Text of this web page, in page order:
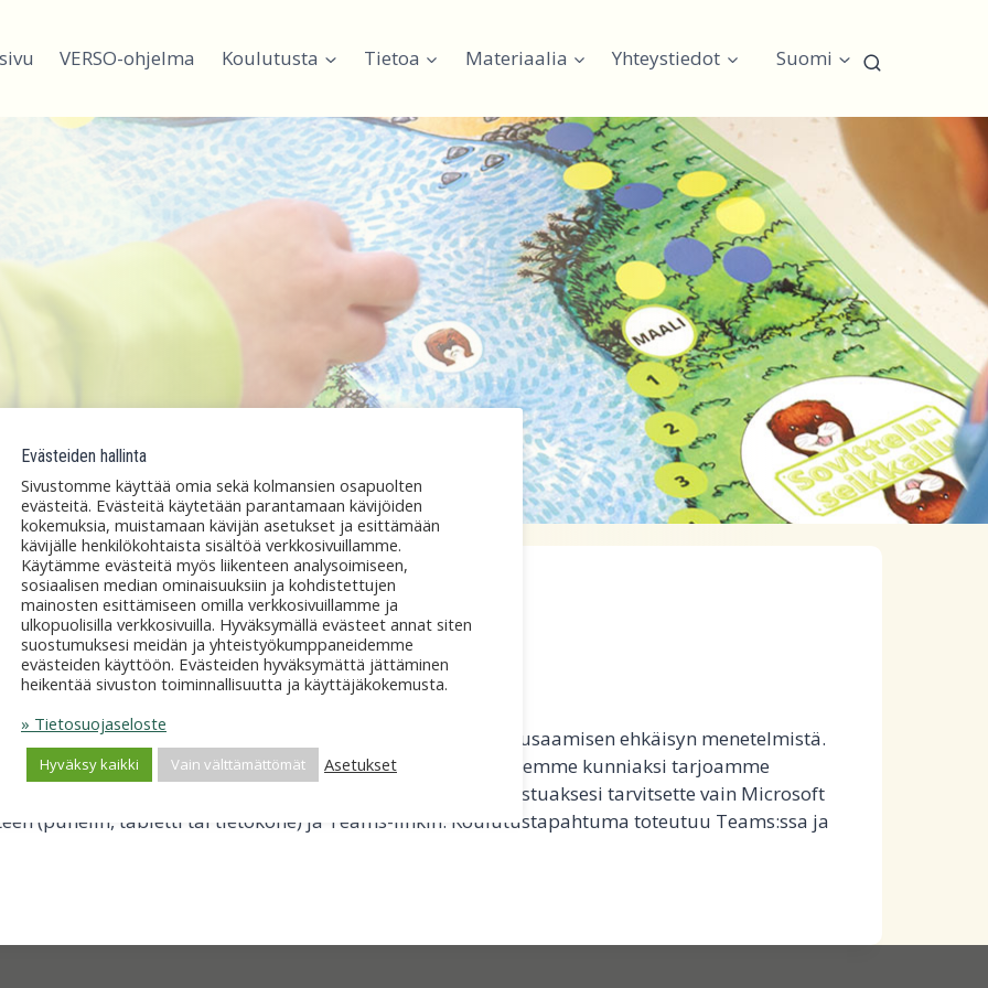
VERSO-ohjelma Koulutusta Tietoa Materiaalia Yhteystiedot Suomi
|YLEINEN
6.5. klo 18
tietoa varhaiskasvatuksen ja koulun käyttämistä kiusaamisen ehkäisyn menetelmistä.
arjen konflikteja kaikkia kunnioittavasti. Juhlavuotemme kunniaksi tarjoamme
yhdessä omalla lasten etäkoulutuksella. Osallistuaksesi tarvitsette vain Microsoft
(puhelin, tabletti tai tietokone) ja Teams-linkin. Koulutustapahtuma toteutuu Teams:ssa ja
Evästeiden hallinta
Sivustomme käyttää omia sekä kolmansien osapuolten
evästeitä. Evästeitä käytetään parantamaan kävijöiden
kokemuksia, muistamaan kävijän asetukset ja esittämään
kävijälle henkilökohtaista sisältöä verkkosivuillamme.
Käytämme evästeitä myös liikenteen analysoimiseen,
sosiaalisen median ominaisuuksiin ja kohdistettujen
mainosten esittämiseen omilla verkkosivuillamme ja
ulkopuolisilla verkkosivuilla. Hyväksymällä evästeet annat siten
suostumuksesi meidän ja yhteistyökumppaneidemme
evästeiden käyttöön. Evästeiden hyväksymättä jättäminen
heikentää sivuston toiminnallisuutta ja käyttäjäkokemusta.
» Tietosuojaseloste
Hyväksy kaikki Vain välttämättömät Asetukset